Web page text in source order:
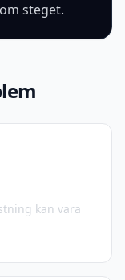
steget.
kan vara